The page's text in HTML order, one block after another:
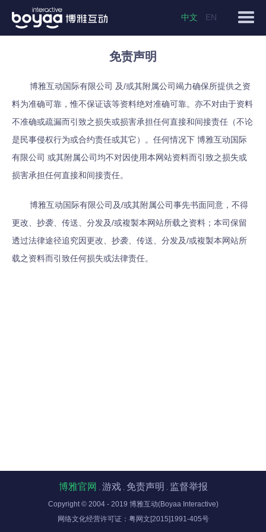
中文 EN
免责声明
博雅互动国际有限公司 及/或其附属公司竭力确保所提供之资
料为准确可靠，惟不保证该等资料绝对准确可靠。亦不对由于资料
不准确或疏漏而引致之损失或损害承担任何直接和间接责任（不论
是民事侵权行为或合约责任或其它）。任何情况下 博雅互动国际
有限公司 或其附属公司均不对因使用本网站资料而引致之损失或
损害承担任何直接和间接责任。
博雅互动国际有限公司及/或其附属公司事先书面同意，不得
更改、抄袭、传送、分发及/或複製本网站所载之资料；本司保留
透过法律途径追究因更改、抄袭、传送、分发及/或複製本网站所
载之资料而引致任何损失或法律责任。
博雅官网 . 游戏. 免责声明 . 监督举报
Copyright © 2004 - 2019 博雅互动(Boyaa Interactive)
网络文化经营许可证：粤网文[2015]1991-405号